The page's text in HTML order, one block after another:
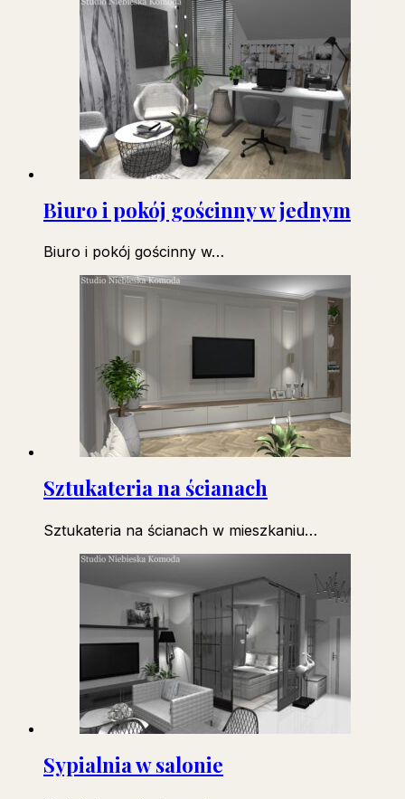
Biuro i pokój gościnny w jednym
Biuro i pokój gościnny w…
Sztukateria na ścianach
Sztukateria na ścianach w mieszkaniu…
Sypialnia w salonie